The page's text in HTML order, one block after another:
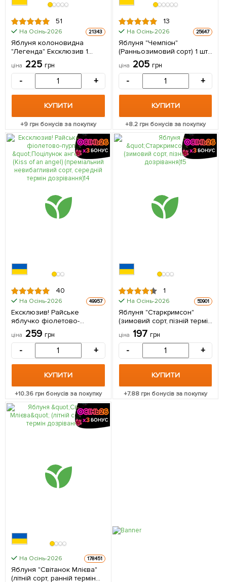
51
На Осінь-2026 21343
Яблуня колоновидна
"Легенда" Ексклюзив 1
саджанець в упаковці
ціна 225 грн
- +
КУПИТИ
+9 грн бонусів за покупку
13
На Осінь-2026 25647
Яблуня "Чемпіон"
(Ранньозимовий сорт) 1 шт
в упаковці
ціна 205 грн
- +
КУПИТИ
+8.2грн бонусів за покупку
40
На Осінь-2026 49957
Ексклюзив! Райське
яблучко фіолетово-
пурпурне "Поцілунок
ангела" (Kiss of an angel)
невибагливий сорт,
середній термін
дозрівання) 1 саджанець в
ціна 259 грн
- +
КУПИТИ
+10.36грн бонусів за покупку
1
На Осінь-2026 50901
Яблуня "Старкримсон"
(зимовий сорт, пізній термін
дозрівання) 1 саджанець в
упаковці
ціна 197 грн
- +
КУПИТИ
+7.88грн бонусів за покупку
На Осінь-2026 178451
Яблуня "Світанок Млієва"
(літній сорт, ранній термін